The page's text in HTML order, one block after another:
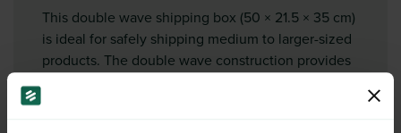
This double wave shipping box (50 × 21.5 × 35 cm)
is ideal for safely shipping medium to larger-sized
products. The double wave construction provides